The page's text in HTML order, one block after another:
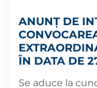
ANUNȚ DE
ÎN DATA DE
Se aduce la